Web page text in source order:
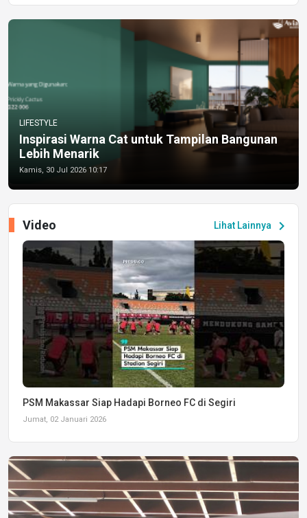
LIFESTYLE
Inspirasi Warna Cat untuk Tampilan Bangunan
Lebih Menarik
Kamis, 30 Jul 2026 10:17
Lihat Lainnya chevron_right
Video
PSM Makassar Siap Hadapi Borneo FC di Segiri
Jumat, 02 Januari 2026